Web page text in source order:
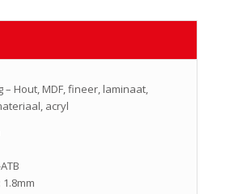
Hout, MDF, fineer, laminaat,
acryl